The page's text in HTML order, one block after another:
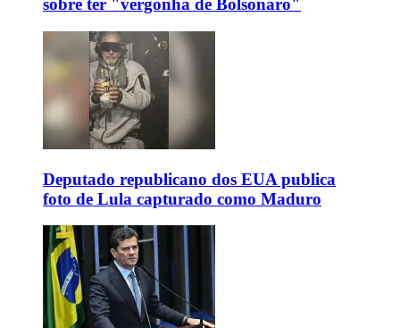
sobre ter "vergonha de Bolsonaro"
Deputado republicano dos EUA publica
foto de Lula capturado como Maduro